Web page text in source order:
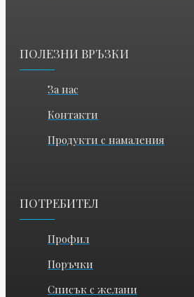
ПОЛЕЗНИ ВРЪЗКИ
За нас
Контакти
Продукти с намаления
ПОТРЕБИТЕЛ
Профил
Поръчки
Списък с желани